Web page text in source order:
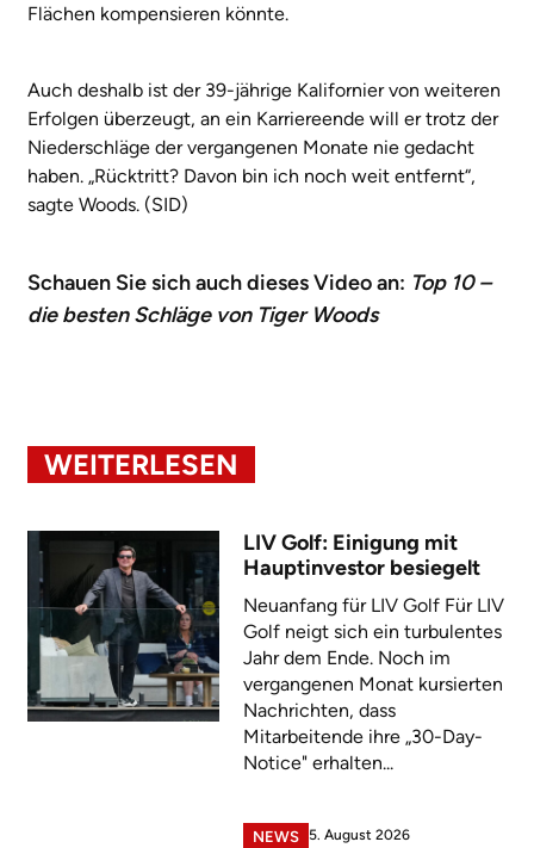
Flächen kompensieren könnte.
Auch deshalb ist der 39-jährige Kalifornier von weiteren
Erfolgen überzeugt, an ein Karriereende will er trotz der
Niederschläge der vergangenen Monate nie gedacht
haben. „Rücktritt? Davon bin ich noch weit entfernt“,
sagte Woods. (SID)
Schauen Sie sich auch dieses Video an: Top 10 –
die besten Schläge von Tiger Woods
WEITERLESEN
LIV Golf: Einigung mit
Hauptinvestor besiegelt
Neuanfang für LIV Golf Für LIV
Golf neigt sich ein turbulentes
Jahr dem Ende. Noch im
vergangenen Monat kursierten
Nachrichten, dass
Mitarbeitende ihre „30-Day-
Notice" erhalten...
NEWS 5. August 2026